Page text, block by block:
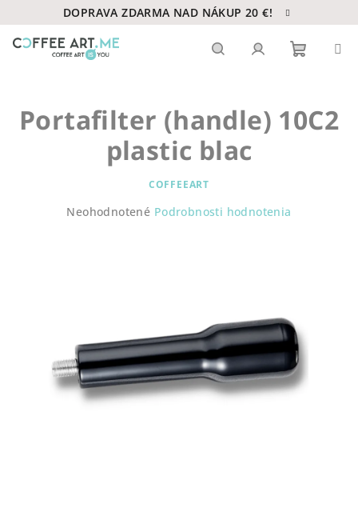
na
obsah
DOPRAVA ZDARMA NAD NÁKUP 20 €!
košík
Portafilter (handle) 10C2
plastic blac
COFFEEART
Priemerné
Neohodnotené Podrobnosti hodnotenia